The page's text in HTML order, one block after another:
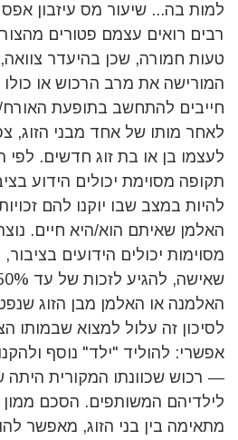
למות בה... שיעור מס עיזבון
רבים רואים עצמם פטורים
טעות חמורה, שכן בהיעדר
המורישה את מרב הרכוש או כולו
חייבים להתחשב בתופעת
לאחר מותו של אחד מבני הזוג,
לעצמו בן או בת זוג חדשים. לפי
תקופה מסוימת יכולים הידוע
להיות במצב שבו יוקנו להם
האלמן שאיתם הוא/היא חיים.
מסוימות יכולים הידועים בציבור,
האלמנה או האלמן מבן הזוג
לסיכון זה עלול למצוא שבמותו
— רכוש שכוונתו המקורית היתה
לילדיהם המשותפים. הסכם
מתאימה בין בני הזוג, מאפשר